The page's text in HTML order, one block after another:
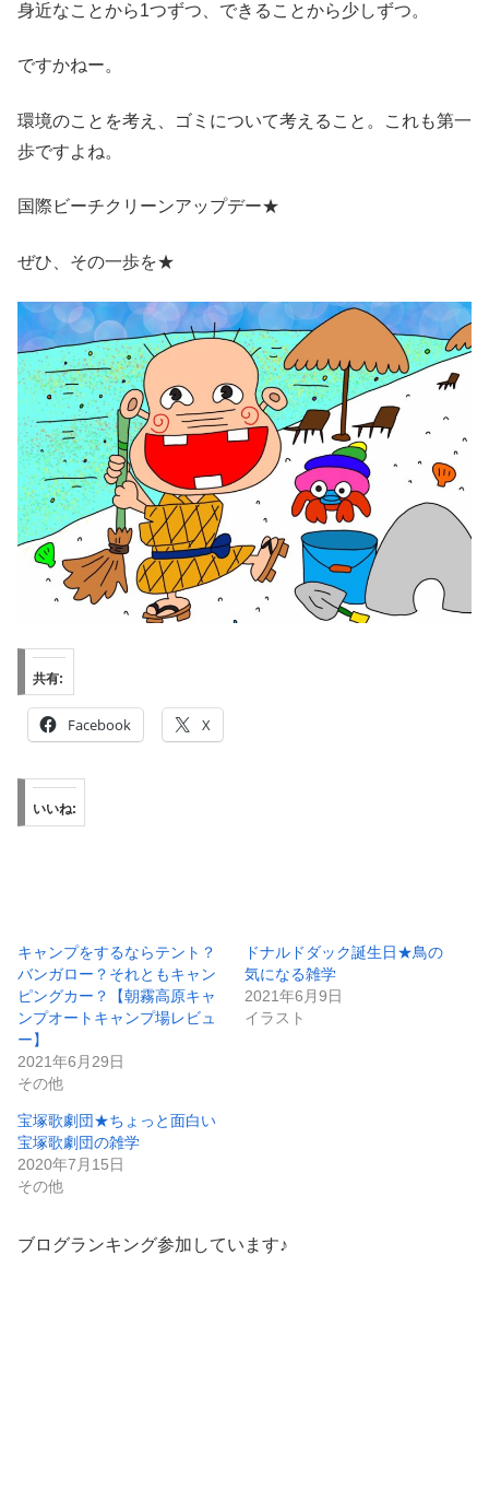
身近なことから1つずつ、できることから少しずつ。
ですかねー。
環境のことを考え、ゴミについて考えること。これも第一
歩ですよね。
国際ビーチクリーンアップデー★
ぜひ、その一歩を★
共有:
Facebook X
いいね:
キャンプをするならテント？
バンガロー？それともキャン
ピングカー？【朝霧高原キャ
ンプオートキャンプ場レビュ
ー】
2021年6月29日
その他
ドナルドダック誕生日★鳥の
気になる雑学
2021年6月9日
イラスト
宝塚歌劇団★ちょっと面白い
宝塚歌劇団の雑学
2020年7月15日
その他
ブログランキング参加しています♪